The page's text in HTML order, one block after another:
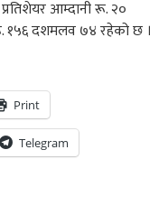
आम्दानी रू. २०
१५६ दशमलव ७४ रहेको छ ।
Print
Telegram